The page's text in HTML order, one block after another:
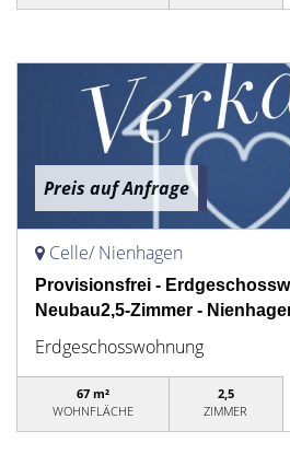
Preis auf Anfrage
Celle/ Nienhagen
Provisionsfrei -
Neubau2,5-Zimmer -
Erdgeschosswohnung
67 m²
WOHNFLÄCHE
2,5
ZIMMER